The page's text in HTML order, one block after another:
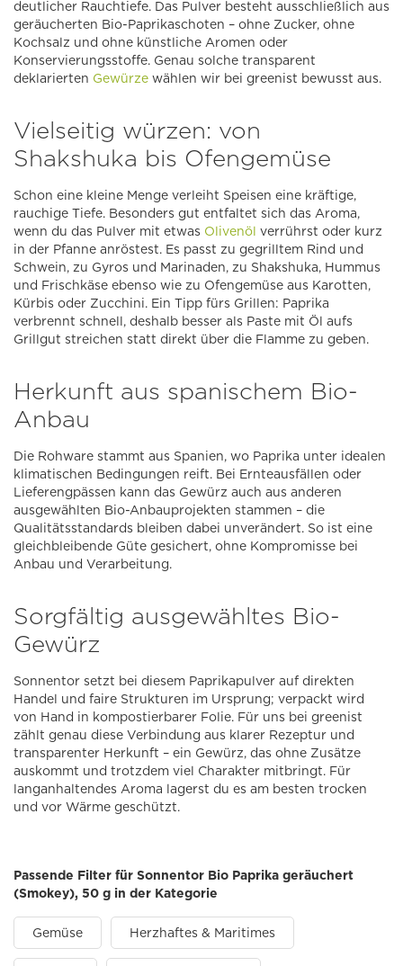
deutlicher Rauchtiefe. Das Pulver besteht ausschließlich aus
geräucherten Bio-Paprikaschoten – ohne Zucker, ohne
Kochsalz und ohne künstliche Aromen oder
Konservierungsstoffe. Genau solche transparent
deklarierten Gewürze wählen wir bei greenist bewusst aus.
Vielseitig würzen: von
Shakshuka bis Ofengemüse
Schon eine kleine Menge verleiht Speisen eine kräftige,
rauchige Tiefe. Besonders gut entfaltet sich das Aroma,
wenn du das Pulver mit etwas Olivenöl verrührst oder kurz
in der Pfanne anröstest. Es passt zu gegrilltem Rind und
Schwein, zu Gyros und Marinaden, zu Shakshuka, Hummus
und Frischkäse ebenso wie zu Ofengemüse aus Karotten,
Kürbis oder Zucchini. Ein Tipp fürs Grillen: Paprika
verbrennt schnell, deshalb besser als Paste mit Öl aufs
Grillgut streichen statt direkt über die Flamme zu geben.
Herkunft aus spanischem Bio-
Anbau
Die Rohware stammt aus Spanien, wo Paprika unter idealen
klimatischen Bedingungen reift. Bei Ernteausfällen oder
Lieferengpässen kann das Gewürz auch aus anderen
ausgewählten Bio-Anbauprojekten stammen – die
Qualitätsstandards bleiben dabei unverändert. So ist eine
gleichbleibende Güte gesichert, ohne Kompromisse bei
Anbau und Verarbeitung.
Sorgfältig ausgewähltes Bio-
Gewürz
Sonnentor setzt bei diesem Paprikapulver auf direkten
Handel und faire Strukturen im Ursprung; verpackt wird
von Hand in kompostierbarer Folie. Für uns bei greenist
zählt genau diese Verbindung aus klarer Rezeptur und
transparenter Herkunft – ein Gewürz, das ohne Zusätze
auskommt und trotzdem viel Charakter mitbringt. Für
langanhaltendes Aroma lagerst du es am besten trocken
und vor Wärme geschützt.
Passende Filter für Sonnentor Bio Paprika geräuchert
(Smokey), 50 g in der Kategorie
Gemüse Herzhaftes & Maritimes